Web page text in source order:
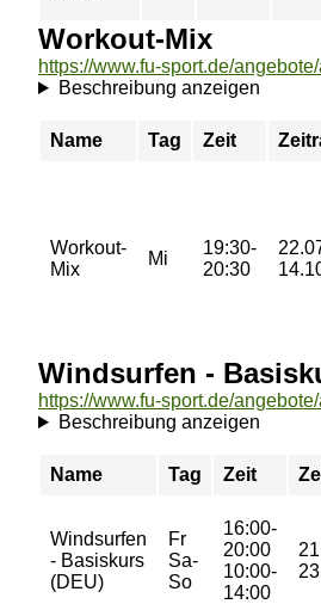
Workout-Mix
Beschreibung anzeigen
Name Tag Zeit
Workout-
Mix
Mi
19:30-
20:30
Windsurfen -
Beschreibung anzeigen
Name Tag Zeit
Windsurfen
- Basiskurs
(DEU)
Fr
Sa-
So
16:00-
20:00
10:00-
14:00